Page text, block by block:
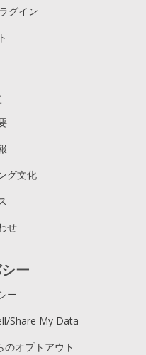
グイン
グ文化
せ
ー
ー
Share My Data
のオプトアウト